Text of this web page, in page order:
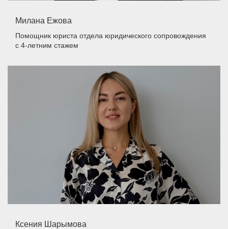
Милана Ежова
Помощник юриста отдела юридического сопровождения
с 4-летним стажем
Ксения Шарымова